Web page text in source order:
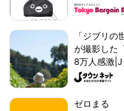
「ジブリ
が撮影した
8万人感激|J
ゼロまる